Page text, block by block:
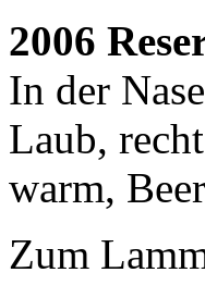
2006
In der
Laub,
warm,
Zum